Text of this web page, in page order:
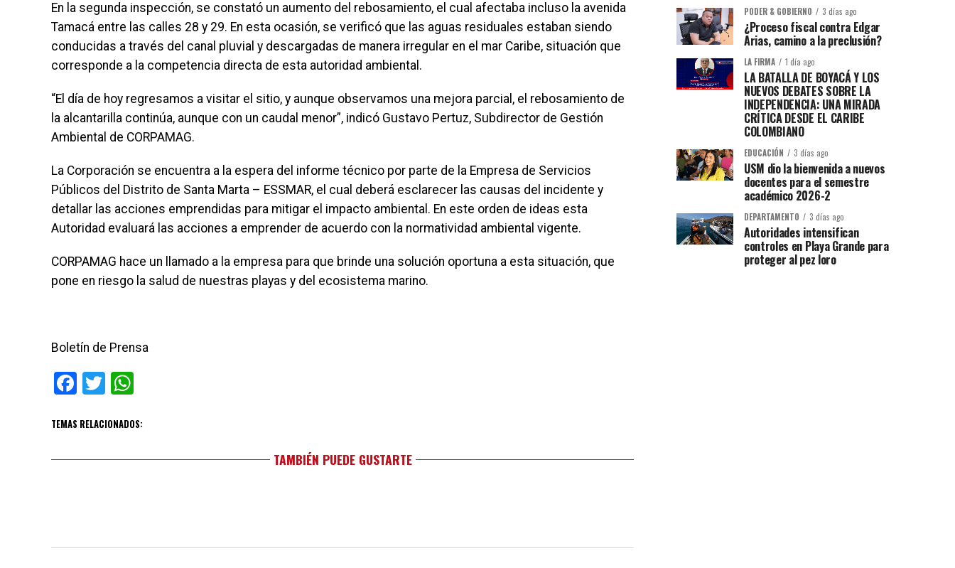
En la segunda inspección, se constató un aumento del rebosamiento, el cual afectaba incluso la avenida
Tamacá entre las calles 28 y 29. En esta ocasión, se verificó que las aguas residuales estaban siendo
conducidas a través del canal pluvial y descargadas de manera irregular en el mar Caribe, situación que
corresponde a la competencia directa de esta autoridad ambiental.
“El día de hoy regresamos a visitar el sitio, y aunque observamos una mejora parcial, el rebosamiento de
la alcantarilla continúa, aunque con un caudal menor”, indicó Gustavo Pertuz, Subdirector de Gestión
Ambiental de CORPAMAG.
La Corporación se encuentra a la espera del informe técnico por parte de la Empresa de Servicios
Públicos del Distrito de Santa Marta – ESSMAR, el cual deberá esclarecer las causas del incidente y
detallar las acciones emprendidas para mitigar el impacto ambiental. En este orden de ideas esta
Autoridad evaluará las acciones a emprender de acuerdo con la normatividad ambiental vigente.
CORPAMAG hace un llamado a la empresa para que brinde una solución oportuna a esta situación, que
pone en riesgo la salud de nuestras playas y del ecosistema marino.
Boletín de Prensa
Facebook
Twitter
TEMAS RELACIONADOS:
TAMBIÉN PUEDE GUSTARTE
PODER & GOBIERNO 3 días ago
¿Proceso fiscal contra Edgar
Arias, camino a la preclusión?
LA FIRMA 1 día ago
LA BATALLA DE BOYACÁ Y LOS
NUEVOS DEBATES SOBRE LA
INDEPENDENCIA: UNA MIRADA
CRÍTICA DESDE EL CARIBE
COLOMBIANO
EDUCACIÓN 3 días ago
USM dio la bienvenida a nuevos
docentes para el semestre
académico 2026-2
DEPARTAMENTO 3 días ago
Autoridades intensifican
controles en Playa Grande para
proteger al pez loro